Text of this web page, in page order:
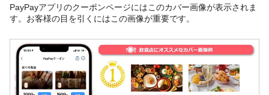
PayPayアプリのクーポンページにはこのカバー画像が表示されま
す。お客様の目を引くにはこの画像が重要です。